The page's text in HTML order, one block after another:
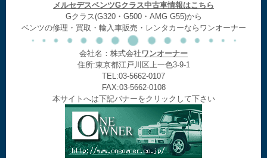
メルセデスベンツGクラス中古車情報はこちら
Gクラス(G320・G500・AMG G55)から
ベンツの修理・買取・輸入車販売・レンタカーならワンオーナー
会社名：株式会社ワンオーナー
住所:東京都江戸川区上一色3-9-1
TEL:03-5662-0107
FAX:03-5662-0108
本サイトへは下記バナーをクリックして下さい